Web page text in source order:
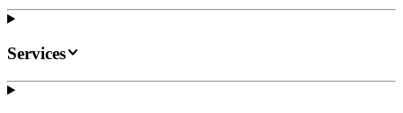
Services